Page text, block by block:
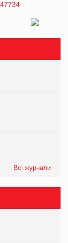
Всі журнали